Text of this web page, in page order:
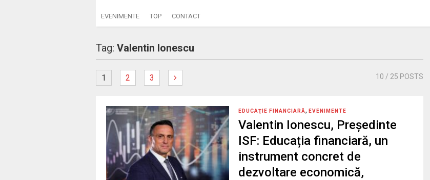
EVENIMENTE TOP CONTACT
Tag: Valentin Ionescu
1 2 3 10 / 25 POSTS
EDUCAŢIE FINANCIARĂ, EVENIMENTE
Valentin Ionescu, Președinte
ISF: Educația financiară, un
instrument concret de
dezvoltare economică,